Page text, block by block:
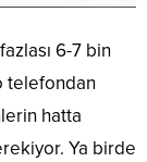
6-7 bin
telefondan
hatta
Ya birde